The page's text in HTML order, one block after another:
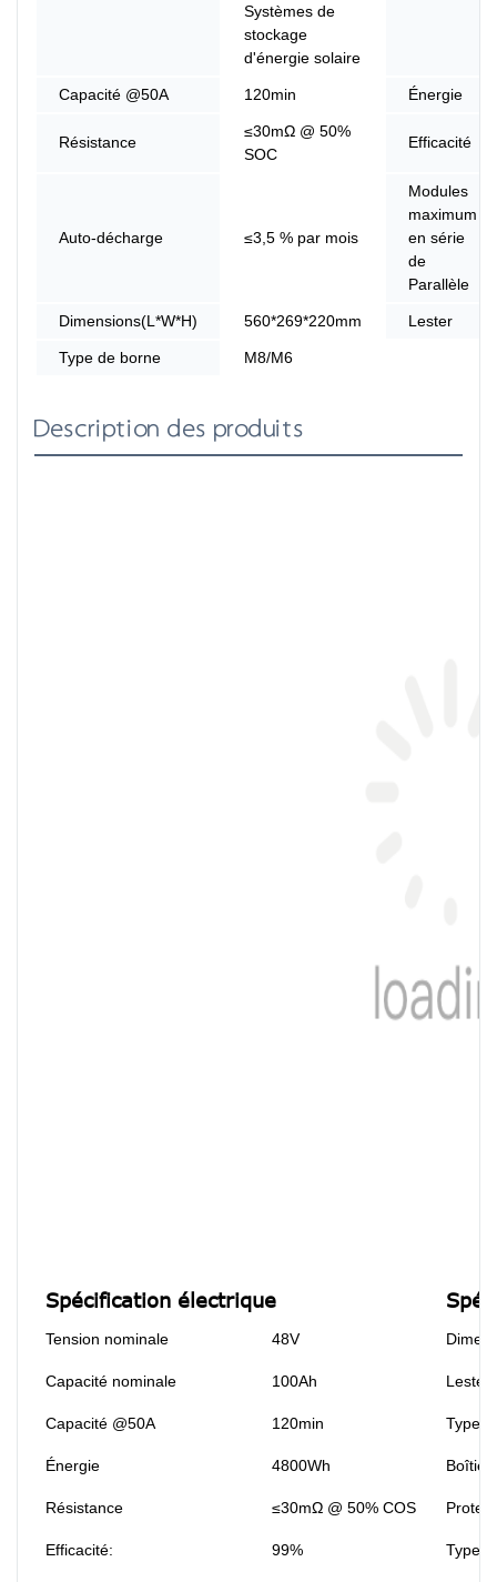
Systèmes de
stockage
d'énergie solaire
Capacité @50A 120min Énergie
Résistance
≤30mΩ @ 50%
SOC
Efficacité
Auto-décharge ≤3,5 % par mois
Modules
maximum
en série
de
Parallèle
Dimensions(L*W*H) 560*269*220mm Lester
Type de borne M8/M6
Description des produits
Spécification électrique
Tension nominale 48V
Capacité nominale 100Ah Lester:
Capacité @50A 120min Type
Énergie 4800Wh Boîtier:
Résistance ≤30mΩ @ 50% COS
Efficacité: 99% Type